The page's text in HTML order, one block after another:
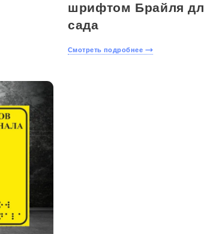
шрифтом Брайля
сада
Смотреть подробнее